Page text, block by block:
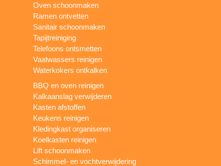
Oven schoonmaken
Ramen ontvetten
Sanitair schoonmaken
Tapijtreiniging
Telefoons ontsmetten
Vaatwassers reinigen
Waterkokers ontkalken
BBQ en oven reinigen
Kalkaanslag verwijderen
Kasten afstoffen
Keukens reinigen
Kledingkast organiseren
Koelkasten reinigen
Lift schoonmaken
Schimmel- en vochtverwijdering